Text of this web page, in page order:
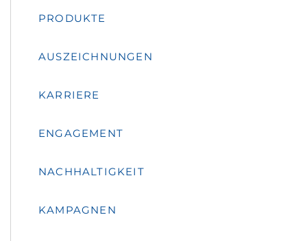
PRODUKTE
AUSZEICHNUNGEN
KARRIERE
ENGAGEMENT
NACHHALTIGKEIT
KAMPAGNEN